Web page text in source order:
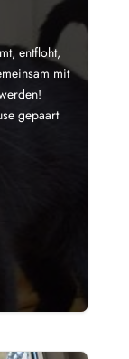
entfloht,
mit
gepaart